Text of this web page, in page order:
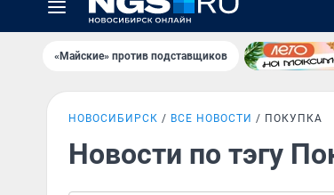
«Майские» против подставщиков
НОВОСИБИРСК ВСЕ НОВОСТИ ПОКУПКА
Новости по тэгу